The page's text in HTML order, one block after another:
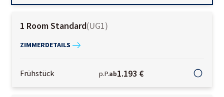
1 Room Standard(UG1)
ZIMMERDETAILS
Frühstück p.P.ab1.193 €